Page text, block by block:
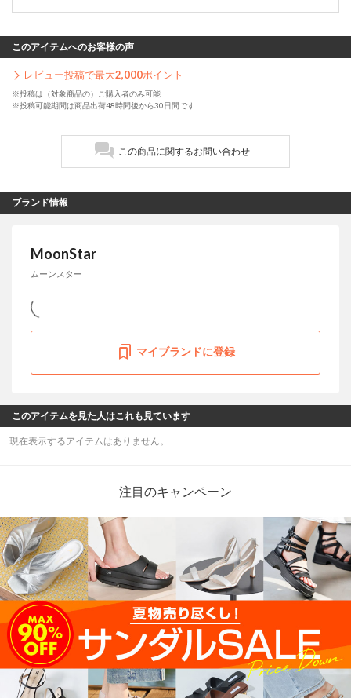
このアイテムへのお客様の声
レビュー投稿で最大2,000ポイント
※投稿は（対象商品の）ご購入者のみ可能
※投稿可能期間は商品出荷48時間後から30日間です
この商品に関するお問い合わせ
ブランド情報
MoonStar
ムーンスター
マイブランドに登録
このアイテムを見た人はこれも見ています
現在表示するアイテムはありません。
注目のキャンペーン